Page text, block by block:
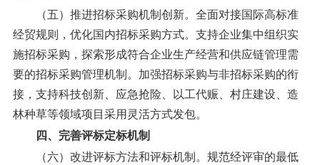
（五）推进招标采购机制创新。 全面对接国际高标准
经贸规则，优化国内招标采购方式。支持企业集中组织实
施招标采购，探索形成符合企业生产经营和供应链管理需
要的招标采购管理机制。加强招标采购与非招标采购的衔
接，支持科技创新、应急抢险、以工代赈、村庄建设、造
林种草等领域项目采用灵活方式发包。
四、完善评标定标机制
（六）改进评标方法和评标机制。 规范经评审的最低